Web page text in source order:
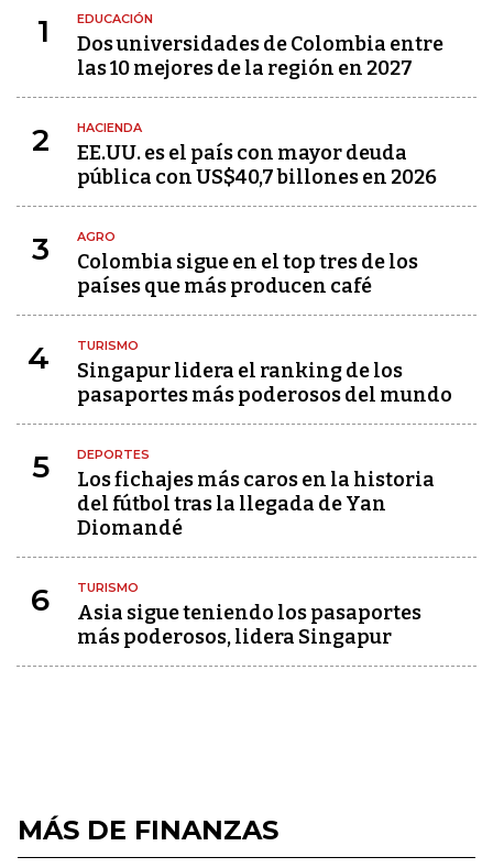
1 EDUCACIÓN
Dos universidades de Colombia entre
las 10 mejores de la región en 2027
2 HACIENDA
EE.UU. es el país con mayor deuda
pública con US$40,7 billones en 2026
3 AGRO
Colombia sigue en el top tres de los
países que más producen café
4 TURISMO
Singapur lidera el ranking de los
pasaportes más poderosos del mundo
5 DEPORTES
Los fichajes más caros en la historia
del fútbol tras la llegada de Yan
Diomandé
6 TURISMO
Asia sigue teniendo los pasaportes
más poderosos, lidera Singapur
MÁS DE FINANZAS